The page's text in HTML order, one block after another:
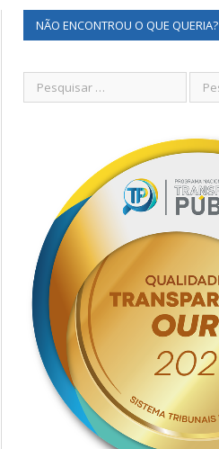
NÃO ENCONTROU O QUE QUERIA?